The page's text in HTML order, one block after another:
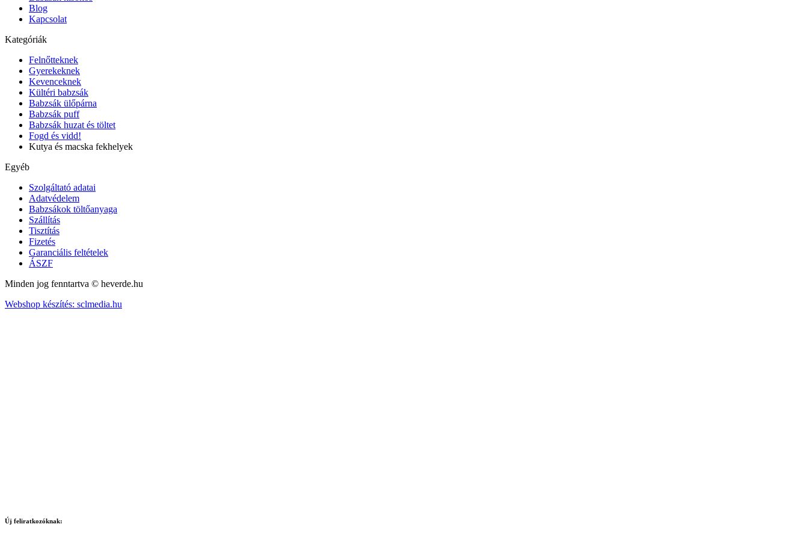
Blog
Kapcsolat
Kategóriák
Felnőtteknek
Gyerekeknek
Kevenceknek
Kültéri babzsák
Babzsák ülőpárna
Babzsák puff
Babzsák huzat és töltet
Fogd és vidd!
Kutya és macska fekhelyek
Egyéb
Szolgáltató adatai
Adatvédelem
Babzsákok töltőanyaga
Szállítás
Tisztítás
Fizetés
Garanciális feltételek
ÁSZF
Minden jog fenntartva © heverde.hu
Webshop készítés: sclmedia.hu
Új feliratkozóknak: